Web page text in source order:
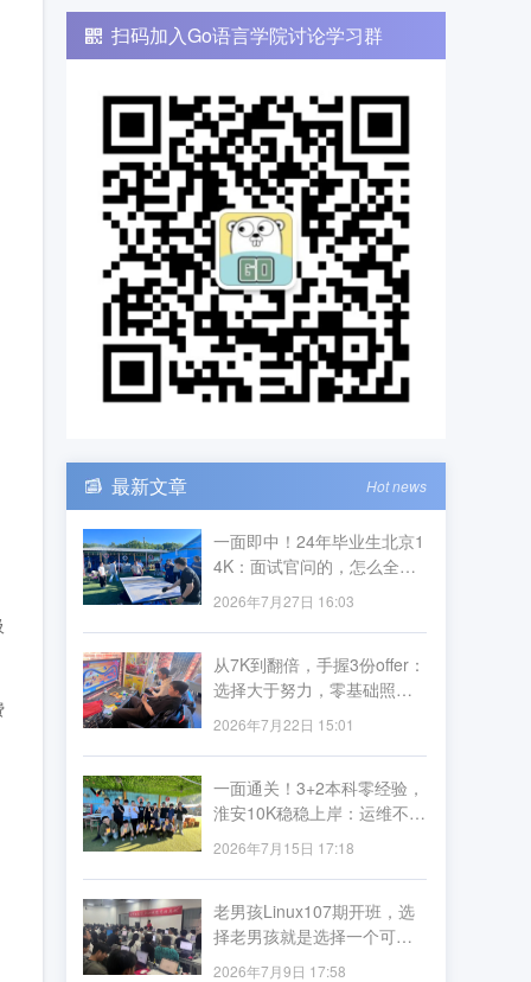
扫码加入Go语言学院讨论学习群
最新文章 Hot news
一面即中！24年毕业生北京1
4K：面试官问的，怎么全是
李导讲过的？
2026年7月27日 16:03
从7K到翻倍，手握3份offer：
选择大于努力，零基础照样
薪资飞跃
2026年7月22日 15:01
一面通关！3+2本科零经验，
淮安10K稳稳上岸：运维不看
资历看实力
2026年7月15日 17:18
老男孩Linux107期开班，选
择老男孩就是选择一个可预
期的未来
2026年7月9日 17:58